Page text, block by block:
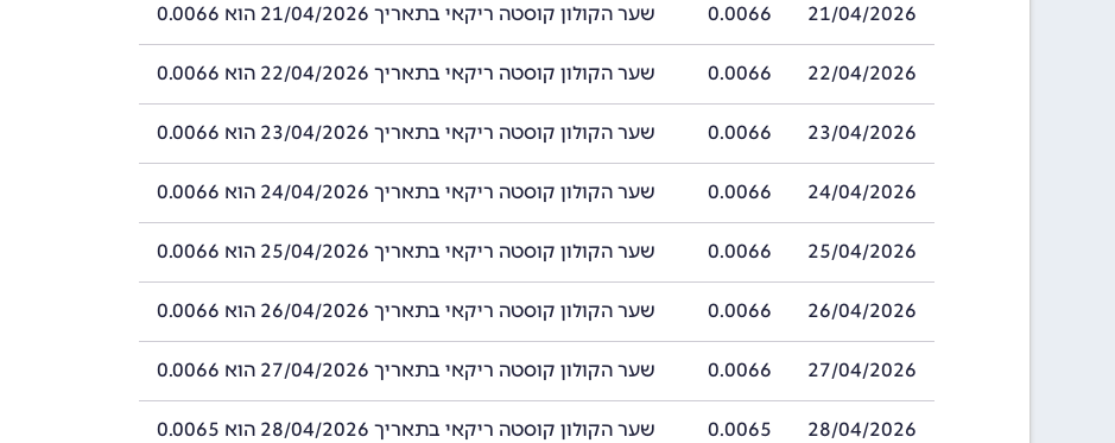
21/04/2026
0.0066 שער הקולון קוסטה ריקאי בתאריך 21/04/2026 הוא 0.0066
22/04/2026
0.0066 שער הקולון קוסטה ריקאי בתאריך 22/04/2026 הוא 0.0066
23/04/2026
0.0066 שער הקולון קוסטה ריקאי בתאריך 23/04/2026 הוא 0.0066
24/04/2026
0.0066 שער הקולון קוסטה ריקאי בתאריך 24/04/2026 הוא 0.0066
25/04/2026
0.0066 שער הקולון קוסטה ריקאי בתאריך 25/04/2026 הוא 0.0066
26/04/2026
0.0066 שער הקולון קוסטה ריקאי בתאריך 26/04/2026 הוא 0.0066
27/04/2026
0.0066 שער הקולון קוסטה ריקאי בתאריך 27/04/2026 הוא 0.0066
28/04/2026
0.0065 שער הקולון קוסטה ריקאי בתאריך 28/04/2026 הוא 0.0065